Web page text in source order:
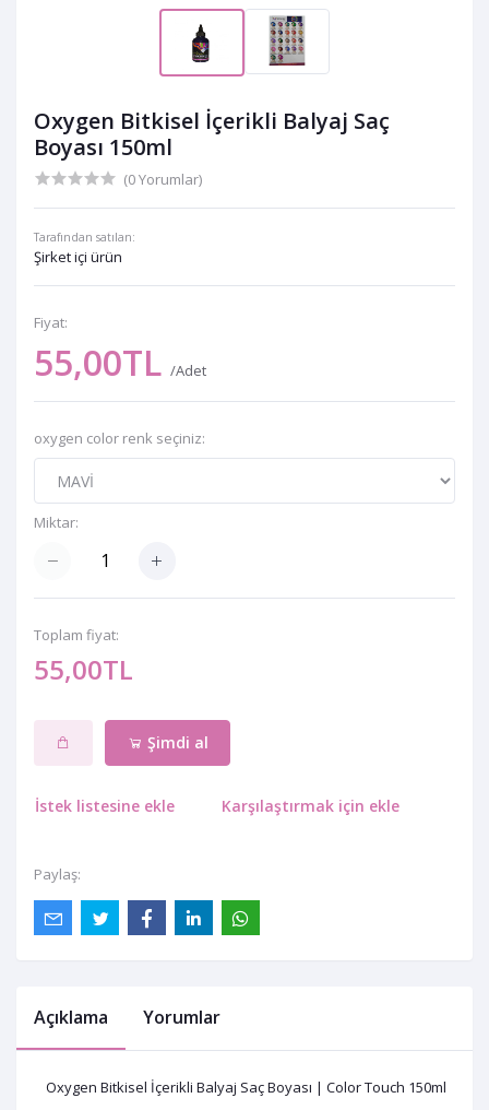
Oxygen Bitkisel İçerikli Balyaj Saç
Boyası 150ml
(0 Yorumlar)
Tarafından satılan:
Şirket içi ürün
Fiyat:
55,00TL /Adet
oxygen color renk seçiniz:
Miktar:
Toplam fiyat:
55,00TL
Şimdi al
İstek listesine ekle Karşılaştırmak için ekle
Paylaş:
Açıklama Yorumlar
Oxygen Bitkisel İçerikli Balyaj Saç Boyası | Color Touch 150ml